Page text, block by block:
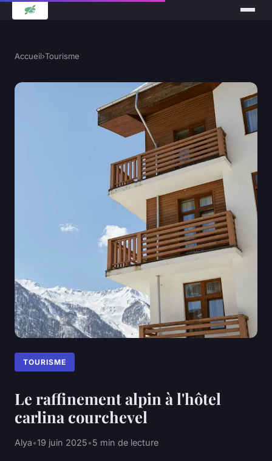
Accueil›Tourisme
TOURISME
Le raffinement alpin à l'hôtel
carlina courchevel
Alya•19 juin 2025•5 min de lecture